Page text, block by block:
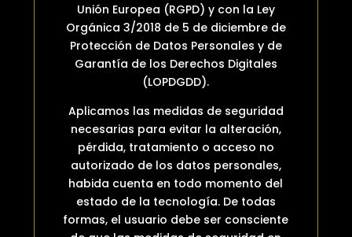
Unión Europea (RGPD) y con la Ley
Orgánica 3/2018 de 5 de diciembre de
Protección de Datos Personales y de
Garantía de los Derechos Digitales
(LOPDGDD).
Aplicamos las medidas de seguridad
necesarias para evitar la alteración,
pérdida, tratamiento o acceso no
autorizado de los datos personales,
habida cuenta en todo momento del
estado de la tecnología. De todas
formas, el usuario debe ser consciente